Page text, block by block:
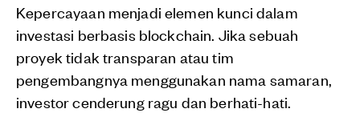
Kepercayaan menjadi elemen kunci dalam
investasi berbasis blockchain. Jika sebuah
proyek tidak transparan atau tim
pengembangnya menggunakan nama samaran,
investor cenderung ragu dan berhati-hati.